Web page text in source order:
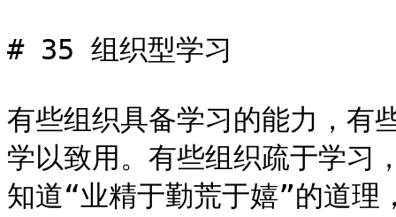
# 35 组织型学习
有些组织具备学习的能力，有
学以致用。有些组织疏于学习
知道“业精于勤荒于嬉”的道理